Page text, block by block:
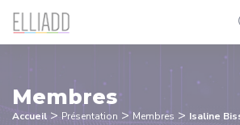
Membres
Accueil > Présentation >Membres > Isaline
Panneau de gestion des cookies